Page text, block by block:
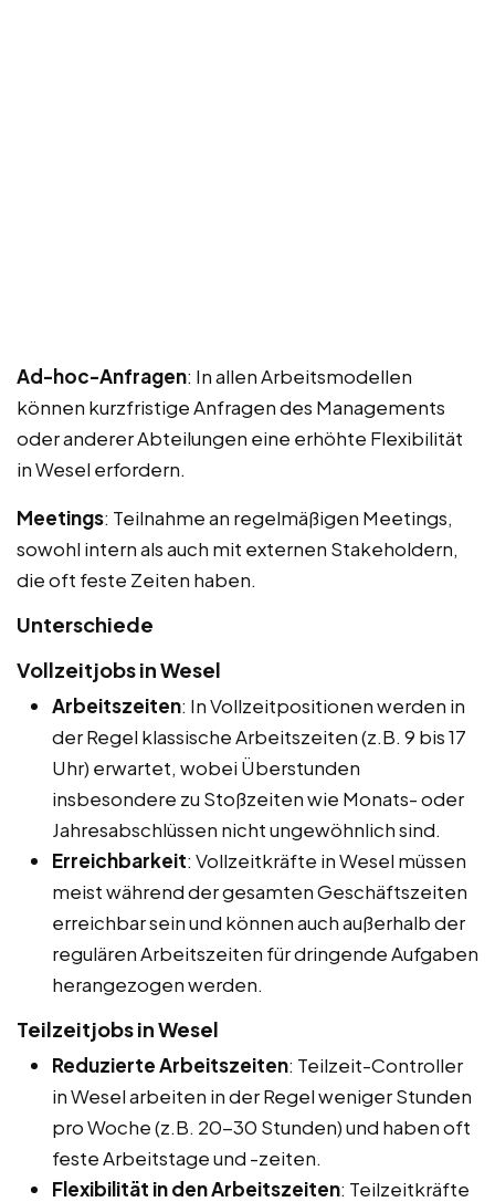
Ad-hoc-Anfragen: In allen Arbeitsmodellen
können kurzfristige Anfragen des Managements
oder anderer Abteilungen eine erhöhte Flexibilität
in Wesel erfordern.
Meetings: Teilnahme an regelmäßigen Meetings,
sowohl intern als auch mit externen Stakeholdern,
die oft feste Zeiten haben.
Unterschiede
Vollzeitjobs in Wesel
Arbeitszeiten: In Vollzeitpositionen werden in
der Regel klassische Arbeitszeiten (z.B. 9 bis 17
Uhr) erwartet, wobei Überstunden
insbesondere zu Stoßzeiten wie Monats- oder
Jahresabschlüssen nicht ungewöhnlich sind.
Erreichbarkeit: Vollzeitkräfte in Wesel müssen
meist während der gesamten Geschäftszeiten
erreichbar sein und können auch außerhalb der
regulären Arbeitszeiten für dringende Aufgaben
herangezogen werden.
Teilzeitjobs in Wesel
Reduzierte Arbeitszeiten: Teilzeit-Controller
in Wesel arbeiten in der Regel weniger Stunden
pro Woche (z.B. 20-30 Stunden) und haben oft
feste Arbeitstage und -zeiten.
Flexibilität in den Arbeitszeiten: Teilzeitkräfte